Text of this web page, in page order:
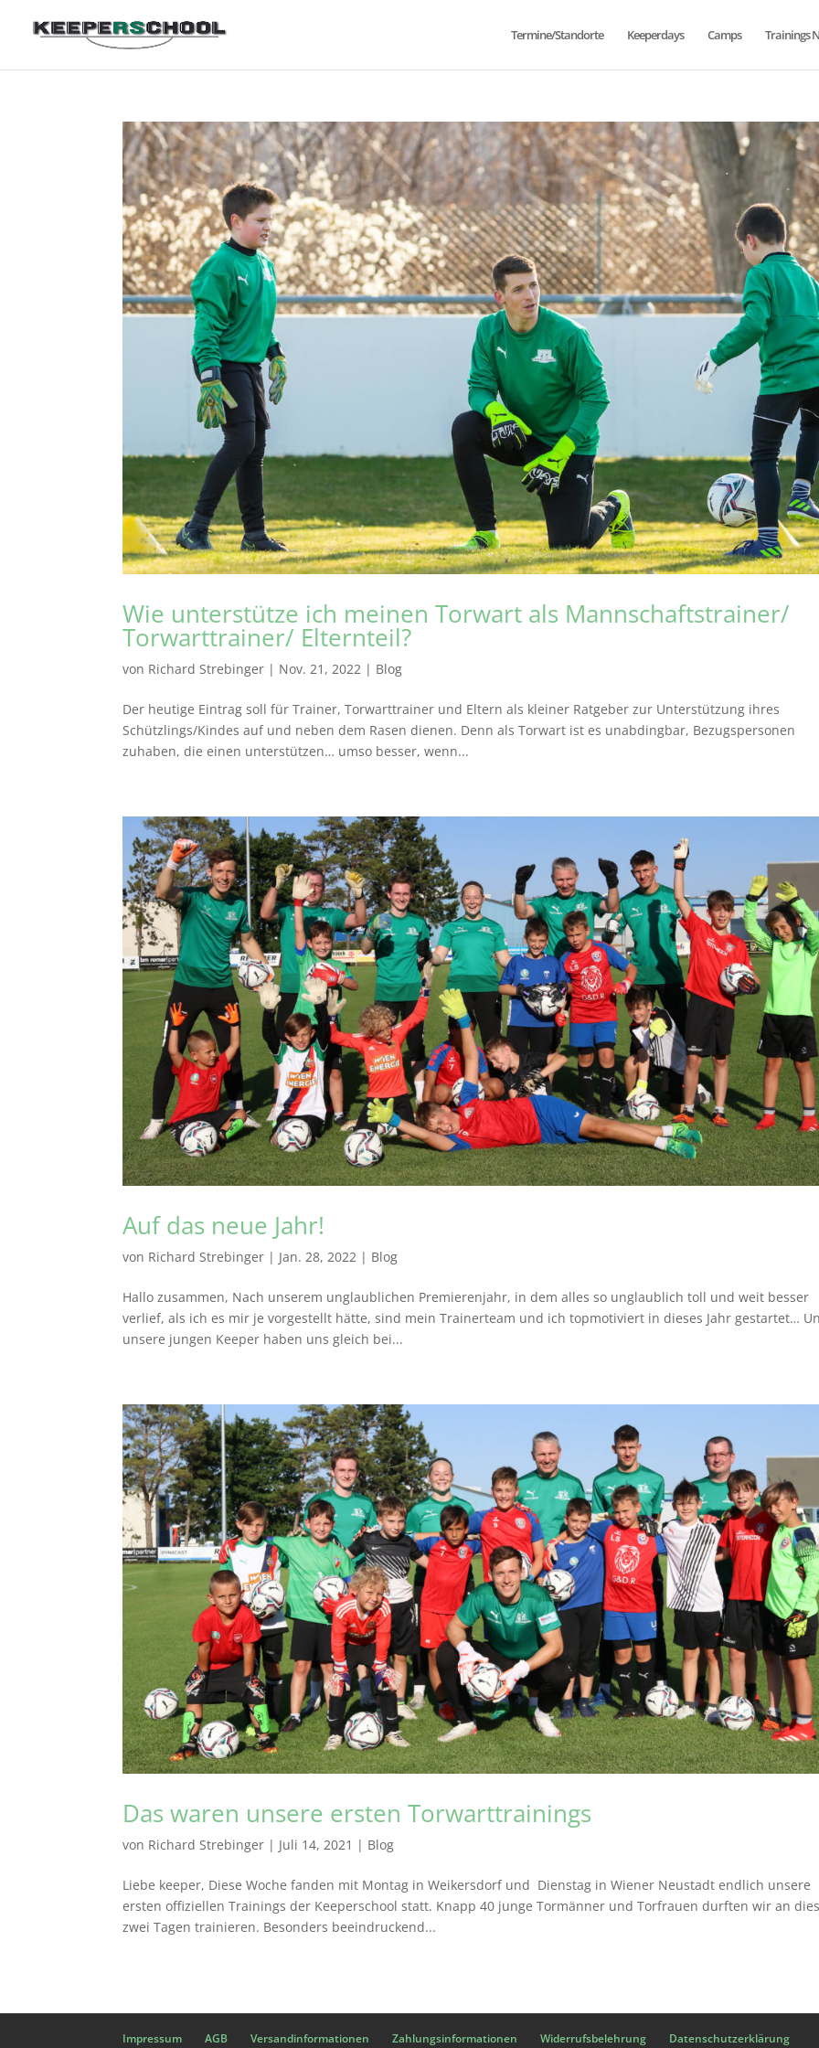
Termine/Standorte Keeperdays Camps Trainings
Wie unterstütze ich meinen Torwart als Mannschaftstrainer/
Torwarttrainer/ Elternteil?
von Richard Strebinger | Nov. 21, 2022 | Blog
Der heutige Eintrag soll für Trainer, Torwarttrainer und Eltern als kleiner Ratgeber zur Unterstützung ihres
Schützlings/Kindes auf und neben dem Rasen dienen. Denn als Torwart ist es unabdingbar, Bezugspersonen
zuhaben, die einen unterstützen… umso besser, wenn...
Auf das neue Jahr!
von Richard Strebinger | Jan. 28, 2022 | Blog
Hallo zusammen, Nach unserem unglaublichen Premierenjahr, in dem alles so unglaublich toll und weit besser
verlief, als ich es mir je vorgestellt hätte, sind mein Trainerteam und ich topmotiviert in dieses Jahr gestartet…
unsere jungen Keeper haben uns gleich bei...
Das waren unsere ersten Torwarttrainings
von Richard Strebinger | Juli 14, 2021 | Blog
Liebe keeper, Diese Woche fanden mit Montag in Weikersdorf und Dienstag in Wiener Neustadt endlich unsere
ersten offiziellen Trainings der Keeperschool statt. Knapp 40 junge Tormänner und Torfrauen durften wir an
zwei Tagen trainieren. Besonders beeindruckend...
Impressum AGB Versandinformationen Zahlungsinformationen Widerrufsbelehrung Datenschutzerklärung